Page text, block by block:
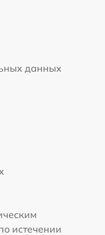
данных
истечении